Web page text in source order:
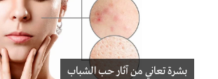
بشرة تعاني من آثار حب الشباب